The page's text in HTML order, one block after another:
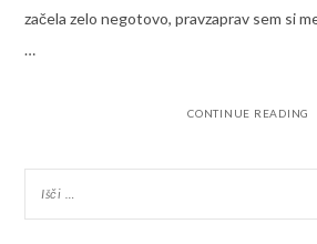
začela zelo negotovo, pravzaprav sem si
…
CONTINUE READING